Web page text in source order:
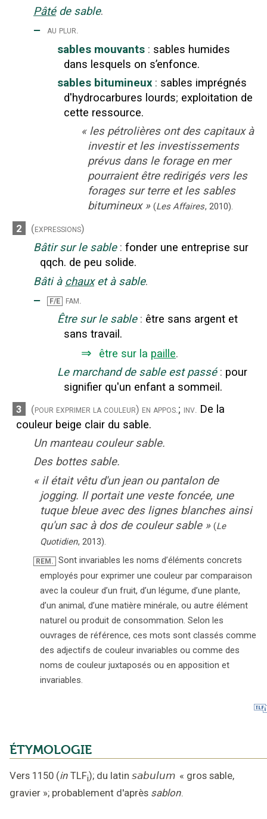
Pâté de sable.
‒ au plur.
sables mouvants : sables humides
dans lesquels on s’enfonce.
sables bitumineux : sables imprégnés
d'hydrocarbures lourds; exploitation de
cette ressource.
« les pétrolières ont des capitaux à
investir et les investissements
prévus dans le forage en mer
pourraient être redirigés vers les
forages sur terre et les sables
bitumineux » (Les Affaires, 2010).
2 (expressions)
Bâtir sur le sable : fonder une entreprise sur
qqch. de peu solide.
Bâti à chaux et à sable.
‒ F/E fam.
Être sur le sable : être sans argent et
sans travail.
⇒ être sur la paille.
Le marchand de sable est passé : pour
signifier qu'un enfant a sommeil.
3 (pour exprimer la couleur) en appos. ; inv. De la
couleur beige clair du sable.
Un manteau couleur sable.
Des bottes sable.
« il était vêtu d'un jean ou pantalon de
jogging. Il portait une veste foncée, une
tuque bleue avec des lignes blanches ainsi
qu'un sac à dos de couleur sable » (Le
Quotidien, 2013).
REM.
Sont invariables les noms d’éléments concrets
employés pour exprimer une couleur par comparaison
avec la couleur d’un fruit, d’un légume, d’une plante,
d’un animal, d’une matière minérale, ou autre élément
naturel ou produit de consommation. Selon les
ouvrages de référence, ces mots sont classés comme
des adjectifs de couleur invariables ou comme des
noms de couleur juxtaposés ou en apposition et
invariables.
ÉTYMOLOGIE
Vers 1150 (in TLFi); du latin sabulum « gros sable,
gravier »; probablement d'après sablon.